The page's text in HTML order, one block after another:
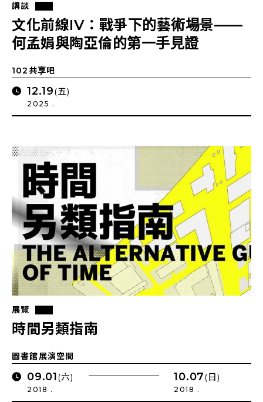
講談
文化前線IV：戰爭下的藝術場景——
何孟娟與陶亞倫的第一手見證
102共享吧
12.19(五)
2025 .
展覽
時間另類指南
圖書館展演空間
09.01(六)
2018 .
10.07(日)
2018 .